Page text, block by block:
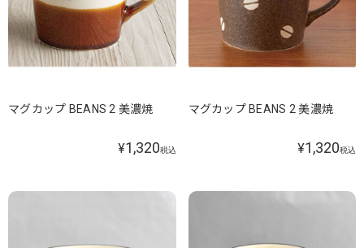
マグカップ BEANS 2 美濃焼
¥1,320税込
マグカップ BEANS 2 美濃焼
¥1,320税込